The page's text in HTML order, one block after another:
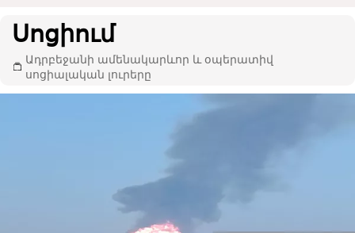
Սոցիում
Ադրբեջանի ամենակարևոր և օպերատիվ
սոցիալական լուրերը